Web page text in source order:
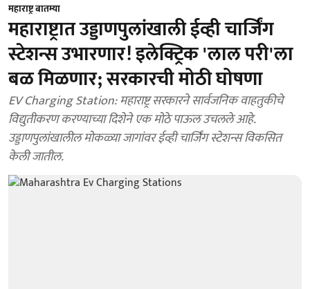
महाराष्ट्र बातम्या
महाराष्ट्रात उड्डाणपुलांखाली ईव्ही चार्जिंग
स्टेशन्स उभारणार! इलेक्ट्रिक 'लाल परी'ला
बळ मिळणार; सरकारची मोठी घोषणा
EV Charging Station: महाराष्ट्र सरकारने सार्वजनिक वाहतुकीचे
विद्युतीकरण करण्याच्या दिशेने एक मोठे पाऊल उचलले आहे.
उड्डाणपुलांखालील मोकळ्या जागांवर ईव्ही चार्जिंग स्टेशन्स विकसित
केली जातील.